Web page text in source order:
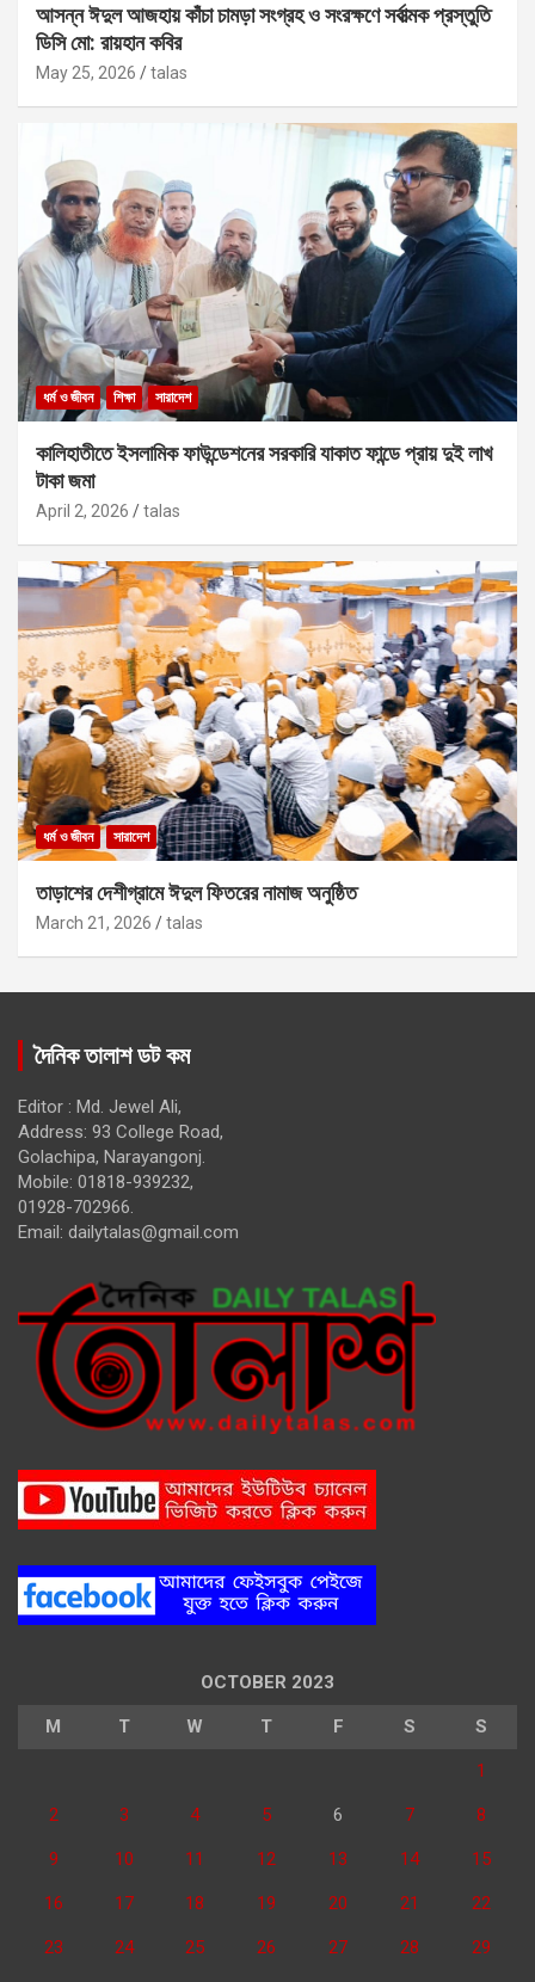
আসন্ন ঈদুল আজহায় কাঁচা চামড়া সংগ্রহ ও সংরক্ষণে সর্বাত্মক প্রস্তুতি
ডিসি মো: রায়হান কবির
May 25, 2026 talas
ধর্ম ও জীবন শিক্ষা সারাদেশ
কালিহাতীতে ইসলামিক ফাউন্ডেশনের সরকারি যাকাত ফান্ডে প্রায় দুই লাখ
টাকা জমা
April 2, 2026 talas
ধর্ম ও জীবন সারাদেশ
তাড়াশের দেশীগ্রামে ঈদুল ফিতরের নামাজ অনুষ্ঠিত
March 21, 2026 talas
দৈনিক তালাশ ডট কম
Editor : Md. Jewel Ali,
Address: 93 College Road,
Golachipa, Narayangonj.
Mobile: 01818-939232,
01928-702966.
Email: dailytalas@gmail.com
OCTOBER 2023
M T W T F S S
1
2 3 4 5 6 7 8
9 10 11 12 13 14 15
16 17 18 19 20 21 22
23 24 25 26 27 28 29